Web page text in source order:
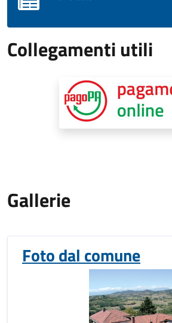
Collegamenti utili
Gallerie
Foto dal comune